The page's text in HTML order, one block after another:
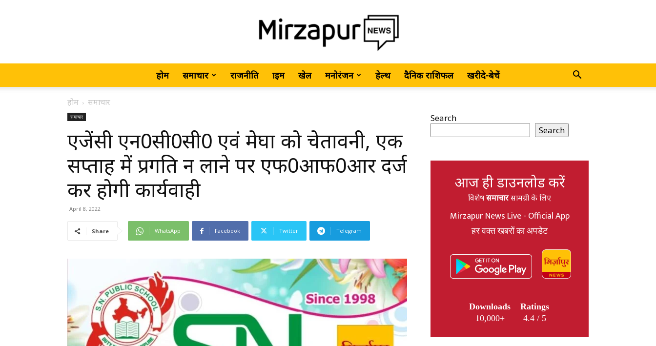
MirzapurNews.com
•
News,
Latest
होम समाचार राजनीति क्राइम खेल मनोरंजन हेल्थ दैनिक राशिफल खरीदे-बेचें
होम समाचार
समाचार
एजेंसी एन0सी0सी0 एवं मेघा को चेतावनी, एक
सप्ताह में प्रगति न लाने पर एफ0आफ0आर दर्ज
कर होगी कार्यवाही
April 8, 2022
Share WhatsApp Facebook Twitter Telegram
Search
Search
आज ही डाउनलोड करें
विशेषसमाचारसामग्री के लिए
Mirzapur News Live - Official App
हर वक्त खबरों का अपडेट
Downloads
10,000+
Ratings
4.4 / 5